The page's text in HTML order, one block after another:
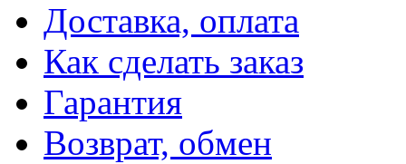
Доставка, оплата
Как сделать заказ
Гарантия
Возврат, обмен